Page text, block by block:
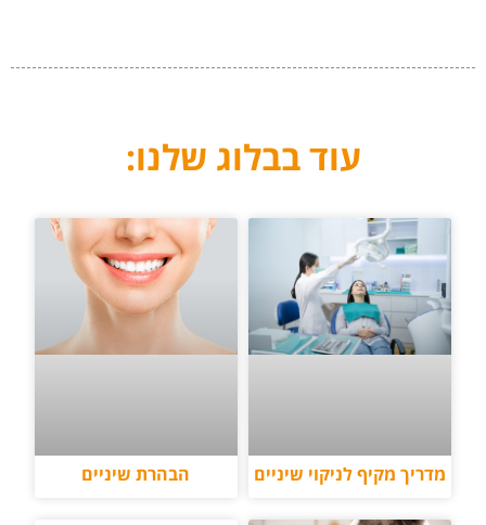
עוד בבלוג שלנו:
מדריך מקיף לניקוי שיניים הבהרת שיניים